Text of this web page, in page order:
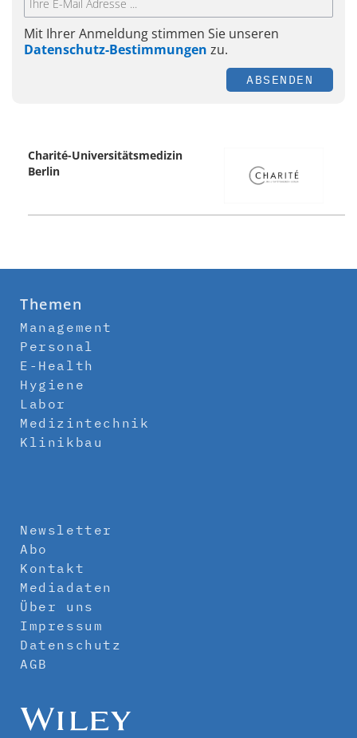
Mit Ihrer Anmeldung stimmen Sie unseren
Datenschutz-Bestimmungen zu.
ABSENDEN
Charité-Universitätsmedizin
Berlin
Themen
Management
Personal
E-Health
Hygiene
Labor
Medizintechnik
Klinikbau
Newsletter
Abo
Kontakt
Mediadaten
Über uns
Impressum
Datenschutz
AGB